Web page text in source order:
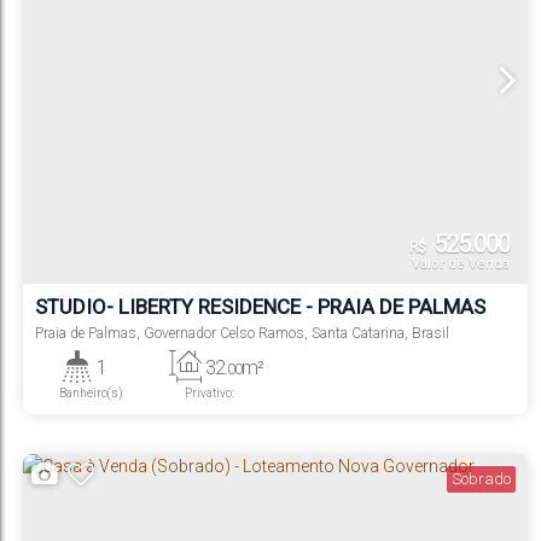
R$ 525.000
Valor de Venda
STUDIO- LIBERTY RESIDENCE - PRAIA DE PALMAS
Praia de Palmas, Governador Celso Ramos, Santa Catarina, Brasil
1
Banheiro(s) Privativo:
32.00m²
Sobrado